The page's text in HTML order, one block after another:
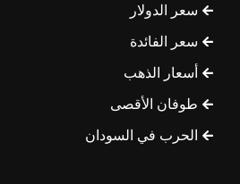
سعر الدولار
سعر الفائدة
أسعار الذهب
طوفان الأقصى
الحرب في السودان